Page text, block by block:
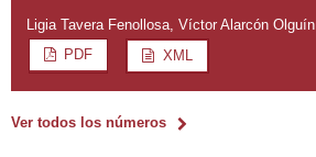
Ligia Tavera Fenollosa, Víctor Alarcón Olguín
PDF
XML
Ver todos los números